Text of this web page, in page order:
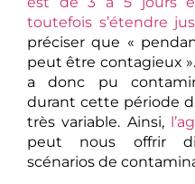
toutefois s’étendre
préciser que «
peut être contagieux
a donc pu
durant cette période
très variable. Ainsi,
peut nous offrir
scénarios de